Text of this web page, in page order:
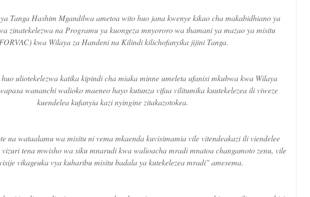
Tanga Hashim Mgandilwa ametoa wito huo jana kwenye kikao cha makabidhiano ya
zinatekelezwa na Programu ya kuongeza mnyororo wa thamani ya mazao ya misitu
kwa Wilaya za Handeni na Kilindi kilichofanyika jijini Tanga.
uliotekelezwa katika kipindi cha miaka minne umeleta ufanisi mkubwa kwa Wilaya
wananchi walioko maeneo hayo kutunza vifaa vilitumika kuutekelezea ili viweze
kuendelea kufanyia kazi nyingine zitakazotokea.
na wataalamu wa misitu ni vema mkaenda kuvisimamia vile vitendeakazi ili viendelee
tena mwisho wa siku mnarudi kwa walioacha mradi mnatoa changamoto zenu, vile
vikageuka vya kuharibu misitu badala ya kutekelezea mradi" amesema.